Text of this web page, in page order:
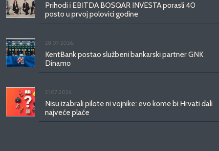
Prihodi i EBITDA BOSQAR INVESTA porasli 40
posto u prvoj polovici godine
28.07.2026.
KentBank postao službeni bankarski partner GNK
Dinamo
21.07.2026.
Nisu izabrali pilote ni vojnike: evo kome bi Hrvati dali
najveće plaće